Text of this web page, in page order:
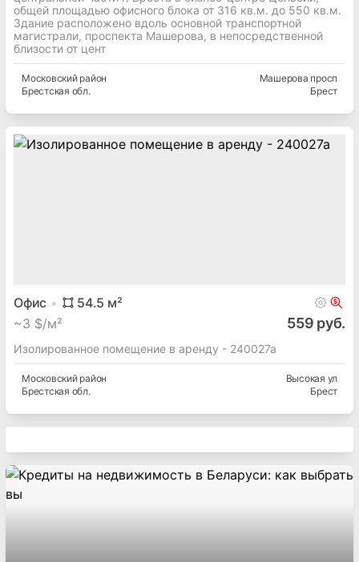
общей площадью офисного блока от 316 кв.м. до 550 кв.м.
Здание расположено вдоль основной транспортной
магистрали, проспекта Машерова, в непосредственной
близости от цент
Московскийрайон
Брестская обл.
Машерова просп
Брест
Офис 54.5 м²
~3 $/м² 559 руб.
Изолированное помещение в аренду - 240027а
Московскийрайон
Брестская обл.
Высокая ул
Брест